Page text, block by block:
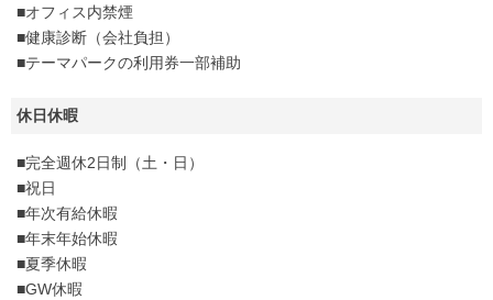
■オフィス内禁煙
■健康診断（会社負担）
■テーマパークの利用券一部補助
休日休暇
■完全週休2日制（土・日）
■祝日
■年次有給休暇
■年末年始休暇
■夏季休暇
■GW休暇